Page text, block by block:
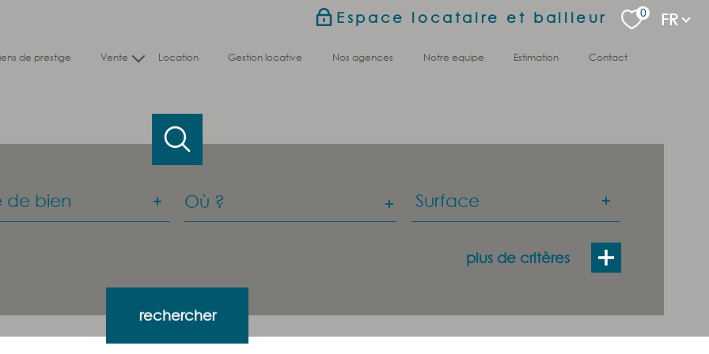
Espace locataire et bailleur 0 FR
de prestige vente
Nos biens vendus
location gestion locative nos agences notre equipe estimation contact
de bien
Surface
plus de critères
rechercher